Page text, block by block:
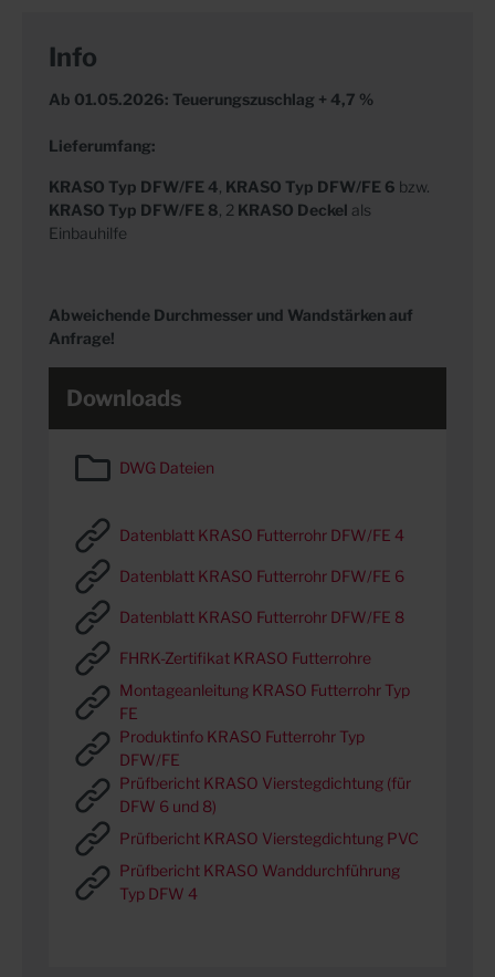
Info
Ab 01.05.2026: Teuerungszuschlag + 4,7 %
Lieferumfang:
KRASO Typ DFW/FE 4, KRASO Typ DFW/FE 6 bzw.
KRASO Typ DFW/FE 8, 2 KRASO Deckel als
Einbauhilfe
Abweichende Durchmesser und Wandstärken auf
Anfrage!
Downloads
DWG Dateien
Datenblatt KRASO Futterrohr DFW/FE 4
Datenblatt KRASO Futterrohr DFW/FE 6
Datenblatt KRASO Futterrohr DFW/FE 8
FHRK-Zertifikat KRASO Futterrohre
Montageanleitung KRASO Futterrohr Typ
FE
Produktinfo KRASO Futterrohr Typ
DFW/FE
Prüfbericht KRASO Vierstegdichtung (für
DFW 6 und 8)
Prüfbericht KRASO Vierstegdichtung PVC
Prüfbericht KRASO Wanddurchführung
Typ DFW 4